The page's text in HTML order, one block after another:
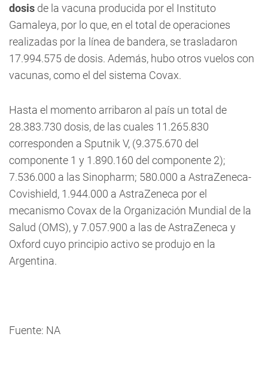
dosis de la vacuna producida por el Instituto
Gamaleya, por lo que, en el total de operaciones
realizadas por la línea de bandera, se trasladaron
17.994.575 de dosis. Además, hubo otros vuelos con
vacunas, como el del sistema Covax.
Hasta el momento arribaron al país un total de
28.383.730 dosis, de las cuales 11.265.830
corresponden a Sputnik V, (9.375.670 del
componente 1 y 1.890.160 del componente 2);
7.536.000 a las Sinopharm; 580.000 a AstraZeneca-
Covishield, 1.944.000 a AstraZeneca por el
mecanismo Covax de la Organización Mundial de la
Salud (OMS), y 7.057.900 a las de AstraZeneca y
Oxford cuyo principio activo se produjo en la
Argentina.
Fuente: NA